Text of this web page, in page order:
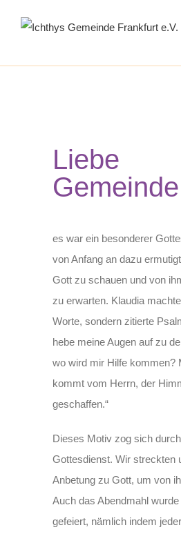
Inhalt
Liebe
es war ein besonderer
von Anfang an dazu
Gott zu schauen und von
zu erwarten. Klaudia
Worte, sondern zitierte
hebe meine Augen auf zu
wo wird mir Hilfe kommen?
kommt vom Herrn, der
geschaffen.“
Dieses Motiv zog sich
Gottesdienst. Wir streckten
Anbetung zu Gott, um von
Auch das Abendmahl
gefeiert, nämlich indem